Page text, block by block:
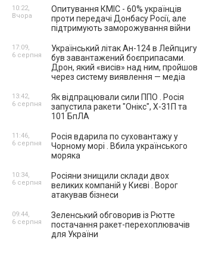
Опитування КМІС - 60% українців
проти передачі Донбасу Росії, але
підтримують заморожування війни
10:22,
Вчора
Український літак Ан-124 в Лейпцигу
був завантажений боєприпасами.
Дрон, який «висів» над ним, пройшов
через систему виявлення — медіа
17:09,
6 серпня
Як відпрацювали сили ППО . Росія
запустила ракети "Онікс", Х-31П та
101 БпЛА
13:42,
6 серпня
Росія вдарила по суховантажу у
Чорному морі . Вбила українського
моряка
11:46,
6 серпня
Росіяни знищили склади двох
великих компаній у Києві . Ворог
атакував бізнеси
10:34,
6 серпня
Зеленський обговорив із Рютте
постачання ракет-перехоплювачів
для України
09:44,
6 серпня